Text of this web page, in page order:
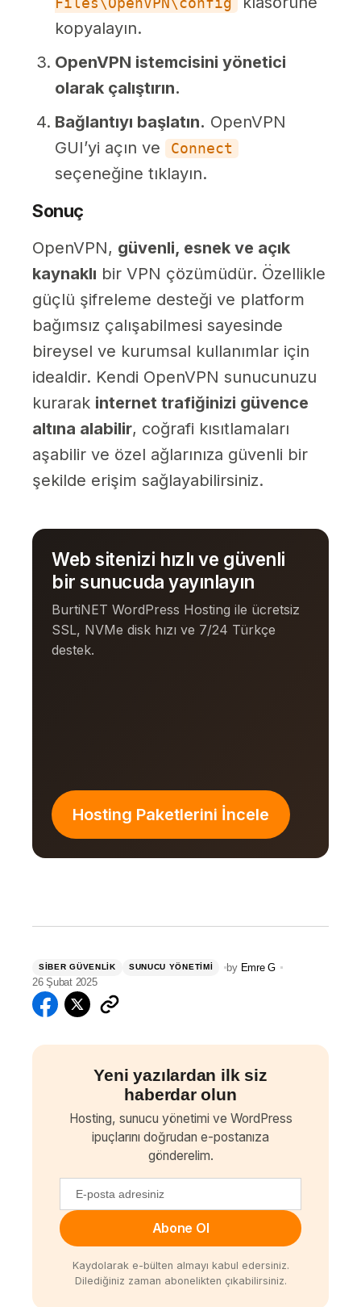
kopyalayın.
OpenVPN istemcisini yönetici
olarak çalıştırın.
Bağlantıyı başlatın. OpenVPN
GUI’yi açın ve
Connect
seçeneğine tıklayın.
Sonuç
OpenVPN, güvenli, esnek ve açık
kaynaklı bir VPN çözümüdür. Özellikle
güçlü şifreleme desteği ve platform
bağımsız çalışabilmesi sayesinde
bireysel ve kurumsal kullanımlar için
idealdir. Kendi OpenVPN sunucunuzu
kurarak internet trafiğinizi güvence
altına alabilir, coğrafi kısıtlamaları
aşabilir ve özel ağlarınıza güvenli bir
şekilde erişim sağlayabilirsiniz.
Web sitenizi hızlı ve güvenli
bir sunucuda yayınlayın
BurtiNET WordPress Hosting ile ücretsiz
SSL, NVMe disk hızı ve 7/24 Türkçe
destek.
Hosting Paketlerini İncele
SIBER GÜVENLIK SUNUCU YÖNETIMI by Emre G
26 Şubat 2025
Yeni yazılardan ilk siz
haberdar olun
Hosting, sunucu yönetimi ve WordPress
ipuçlarını doğrudan e-postanıza
gönderelim.
Abone Ol
Kaydolarak e-bülten almayı kabul edersiniz.
Dilediğiniz zaman abonelikten çıkabilirsiniz.